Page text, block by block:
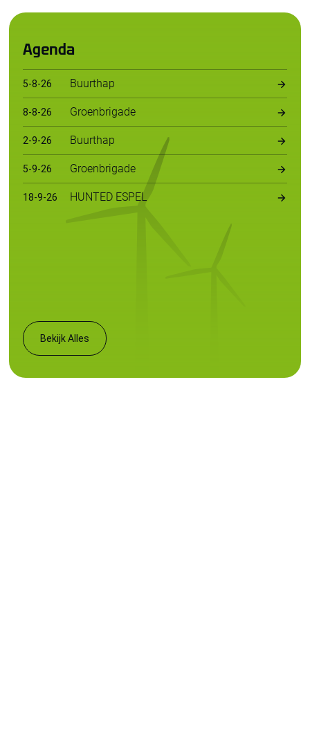
Agenda
5-8-26 Buurthap
8-8-26 Groenbrigade
2-9-26 Buurthap
5-9-26 Groenbrigade
18-9-26 HUNTED ESPEL
Bekijk Alles